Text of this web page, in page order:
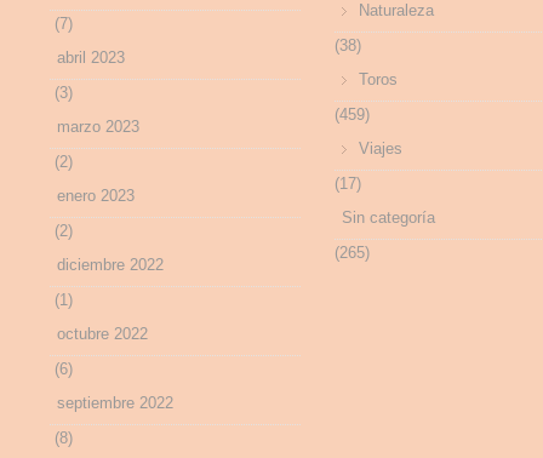
(7)
abril 2023
(3)
marzo 2023
(2)
enero 2023
(2)
diciembre 2022
(1)
octubre 2022
(6)
septiembre 2022
(8)
Naturaleza
(38)
Toros
(459)
Viajes
(17)
Sin categoría
(265)